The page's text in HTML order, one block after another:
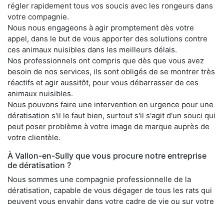
régler rapidement tous vos soucis avec les rongeurs dans
votre compagnie.
Nous nous engageons à agir promptement dès votre
appel, dans le but de vous apporter des solutions contre
ces animaux nuisibles dans les meilleurs délais.
Nos professionnels ont compris que dès que vous avez
besoin de nos services, ils sont obligés de se montrer très
réactifs et agir aussitôt, pour vous débarrasser de ces
animaux nuisibles.
Nous pouvons faire une intervention en urgence pour une
dératisation s'il le faut bien, surtout s'il s'agit d'un souci qui
peut poser problème à votre image de marque auprès de
votre clientèle.
À Vallon-en-Sully que vous procure notre entreprise
de dératisation ?
Nous sommes une compagnie professionnelle de la
dératisation, capable de vous dégager de tous les rats qui
peuvent vous envahir dans votre cadre de vie ou sur votre